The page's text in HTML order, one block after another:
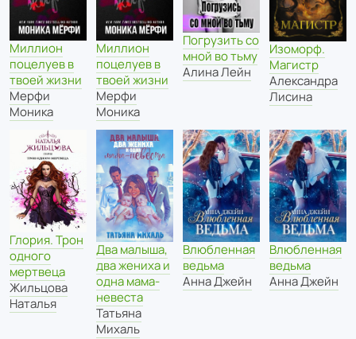
Миллион
поцелуев в
твоей жизни
Мерфи
Моника
Миллион
поцелуев в
твоей жизни
Мерфи
Моника
Погрузить со
мной во тьму
Алина Лейн
Изоморф.
Магистр
Александра
Лисина
Глория. Трон
одного
мертвеца
Жильцова
Наталья
Два малыша,
два жениха и
одна мама-
невеста
Татьяна
Михаль
Влюбленная
ведьма
Анна Джейн
Влюбленная
ведьма
Анна Джейн